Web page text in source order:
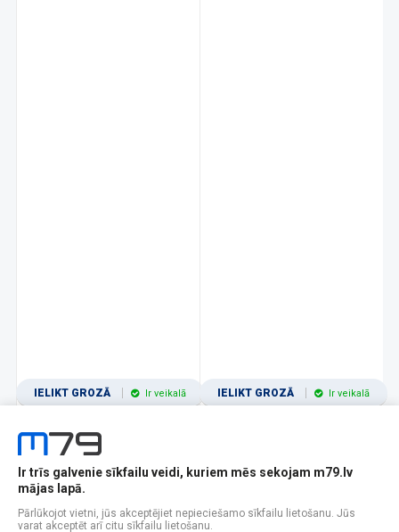
IELIKT GROZĀ Ir veikalā IELIKT GROZĀ Ir veikalā
1 2 3 4 5 6 7 8 9 10 11
Popularitātes Rādīt 12
Ir trīs galvenie sīkfailu veidi, kuriem mēs sekojam m79.lv
mājas lapā.
Pārlūkojot vietni, jūs akceptējiet nepieciešamo sīkfailu lietošanu. Jūs
varat akceptēt arī citu sīkfailu lietošanu.